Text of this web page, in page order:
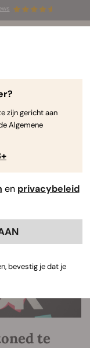
te
zijn gericht aan
Algemene
en privacybeleid
bevestig je dat je